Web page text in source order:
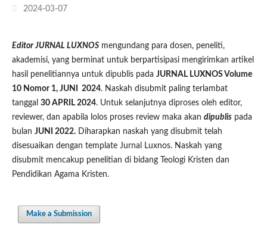
2024-03-07
Editor JURNAL LUXNOSmengundang para dosen, peneliti,
akademisi, yang berminat untuk berpartisipasi mengirimkan artikel
hasil penelitiannya untuk dipublis pada JURNAL LUXNOS Volume
10 Nomor 1, JUNI 2024. Naskah disubmit paling terlambat
tanggal 30 APRIL 2024. Untuk selanjutnya diproses oleh editor,
reviewer, dan apabila lolos proses review maka akan dipublispada
bulan JUNI 2022.Diharapkan naskah yang disubmit telah
disesuaikan dengan template Jurnal Luxnos. Naskah yang
disubmit mencakup penelitian di bidang Teologi Kristen dan
Pendidikan Agama Kristen.
Make a Submission